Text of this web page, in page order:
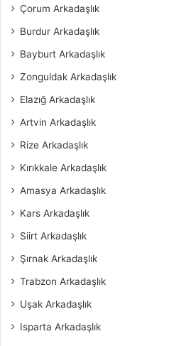
Çorum Arkadaşlık
Burdur Arkadaşlık
Bayburt Arkadaşlık
Zonguldak Arkadaşlık
Elazığ Arkadaşlık
Artvin Arkadaşlık
Rize Arkadaşlık
Kırıkkale Arkadaşlık
Amasya Arkadaşlık
Kars Arkadaşlık
Siirt Arkadaşlık
Şırnak Arkadaşlık
Trabzon Arkadaşlık
Uşak Arkadaşlık
Isparta Arkadaşlık